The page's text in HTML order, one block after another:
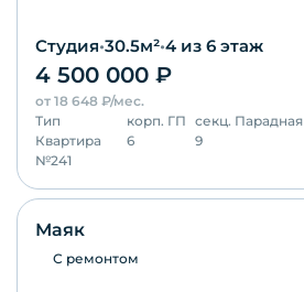
Студия•30.5м²•4 из 6 этаж
4 500 000 ₽
от 18 648 ₽/мес.
Тип
Квартира
корп. ГП
6
секц. Парадная
9
№241
Маяк
С ремонтом